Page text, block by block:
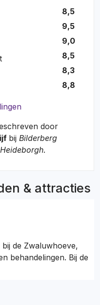
8,5
9,5
9,0
8,5
8,3
8,8
door
bij Bilderberg
.
& attracties
de Zwaluwhoeve,
behandelingen. Bij de